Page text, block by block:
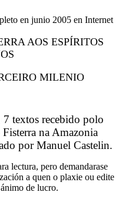
en junio 2005 en Internet
AOS ESPÍRITOS
MILENIO
textos recebido polo
na Amazonia
por Manuel Castelin.
lectura, pero demandarase
a quen o plaxie ou edite
de lucro.